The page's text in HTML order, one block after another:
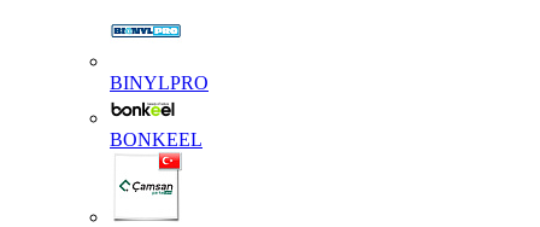
BINYLPRO
BONKEEL